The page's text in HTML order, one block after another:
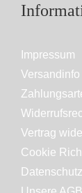
Impressum
Versandinfo
Vertrag
Cookie
Datenschutz